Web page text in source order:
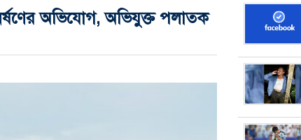
অভিযোগ, অভিযুক্ত পলাতক